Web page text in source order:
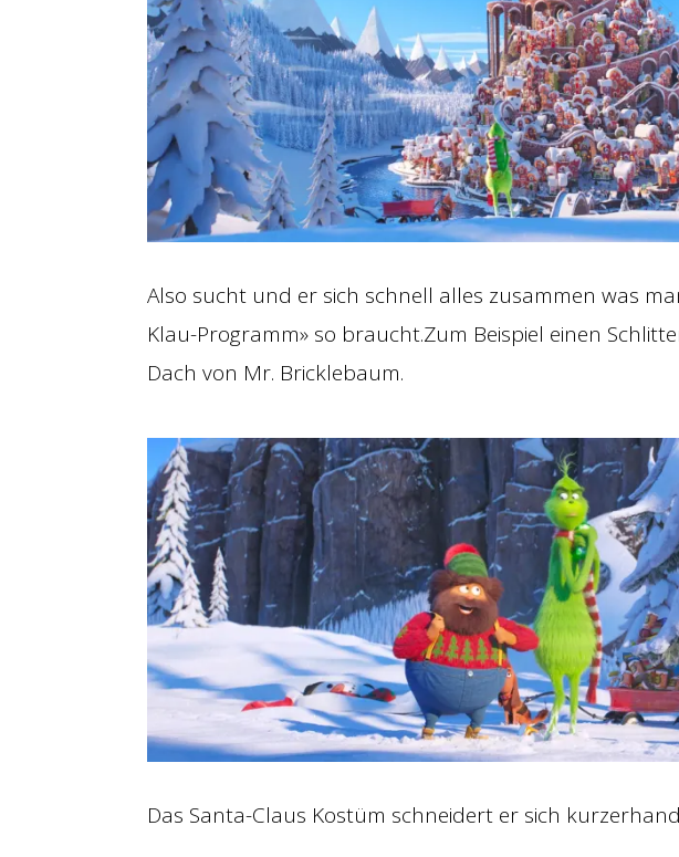
Also sucht und er sich schnell alles zusammen was
Klau-Programm» so braucht.Zum Beispiel einen
Dach von Mr. Bricklebaum.
Das Santa-Claus Kostüm schneidert er sich